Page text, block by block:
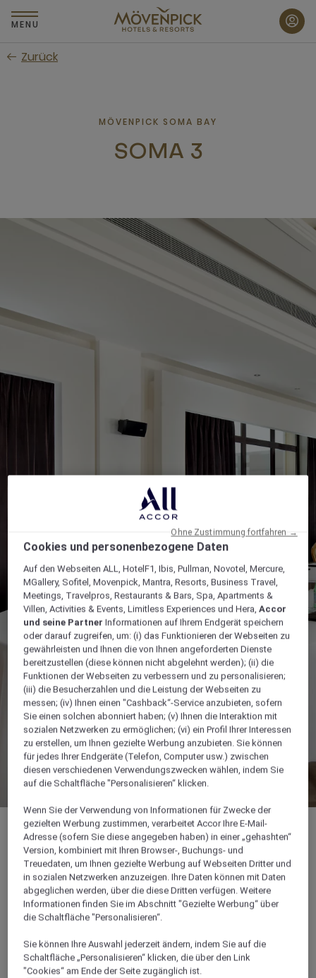
Zum
Hauptinhalt
MENU
Zurück
MÖVENPICK SOMA BAY
SOMA 3
Cookies und personenbezogene Daten
Auf den Webseiten ALL, HotelF1, Ibis, Pullman, Novotel, Mercure,
MGallery, Sofitel, Movenpick, Mantra, Resorts, Business Travel,
Meetings, Travelpros, Restaurants & Bars, Spa, Apartments &
Villen, Activities & Events, Limitless Experiences und Hera,Accor
und seine Partner Informationen auf Ihrem Endgerät speichern
oder darauf zugreifen, um: (i) das Funktionieren der Webseiten zu
gewährleisten und Ihnen die von Ihnen angeforderten Dienste
bereitzustellen (diese können nicht abgelehnt werden); (ii) die
Funktionen der Webseiten zu verbessern und zu personalisieren;
(iii) die Besucherzahlen und die Leistung der Webseiten zu
messen; (iv) Ihnen einen "Cashback“-Service anzubieten, sofern
Sie einen solchen abonniert haben; (v) Ihnen die Interaktion mit
sozialen Netzwerken zu ermöglichen; (vi) ein Profil Ihrer Interessen
zu erstellen, um Ihnen gezielte Werbung anzubieten. Sie können
für jedes Ihrer Endgeräte (Telefon, Computer usw.) zwischen
diesen verschiedenen Verwendungszwecken wählen, indem Sie
auf die Schaltfläche "Personalisieren“ klicken.
Wenn Sie der Verwendung von Informationen für Zwecke der
gezielten Werbung zustimmen, verarbeitet Accor Ihre E-Mail-
Adresse (sofern Sie diese angegeben haben) in einer „gehashten“
Version, kombiniert mit Ihren Browser-, Buchungs- und
Treuedaten, um Ihnen gezielte Werbung auf Webseiten Dritter und
in sozialen Netzwerken anzuzeigen. Ihre Daten können mit Daten
abgeglichen werden, über die diese Dritten verfügen. Weitere
Informationen finden Sie im Abschnitt "Gezielte Werbung“ über
die Schaltfläche "Personalisieren“.
Sie können Ihre Auswahl jederzeit ändern, indem Sie auf die
Schaltfläche „Personalisieren“ klicken, die über den Link
"Cookies“ am Ende der Seite zugänglich ist.
Ohne Zustimmung fortfahren →